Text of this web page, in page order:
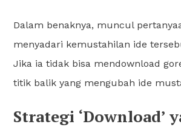
Dalam benaknya, muncul
menyadari kemustahilan ide
Jika ia tidak bisa mendownload
titik balik yang mengubah ide
Strategi ‘Download’